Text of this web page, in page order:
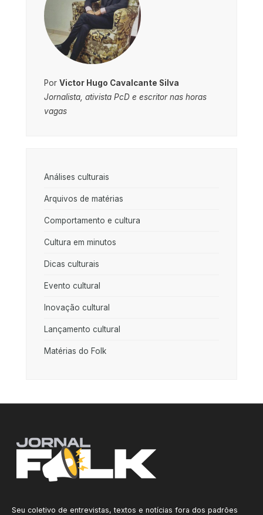
Por Victor Hugo Cavalcante Silva
Jornalista, ativista PcD e escritor nas horas
vagas
Análises culturais
Arquivos de matérias
Comportamento e cultura
Cultura em minutos
Dicas culturais
Evento cultural
Inovação cultural
Lançamento cultural
Matérias do Folk
Seu coletivo de entrevistas, textos e notícias fora dos padrões